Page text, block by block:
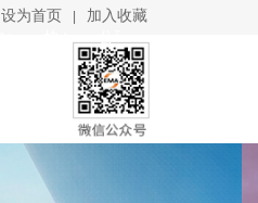
设为首页 加入收藏